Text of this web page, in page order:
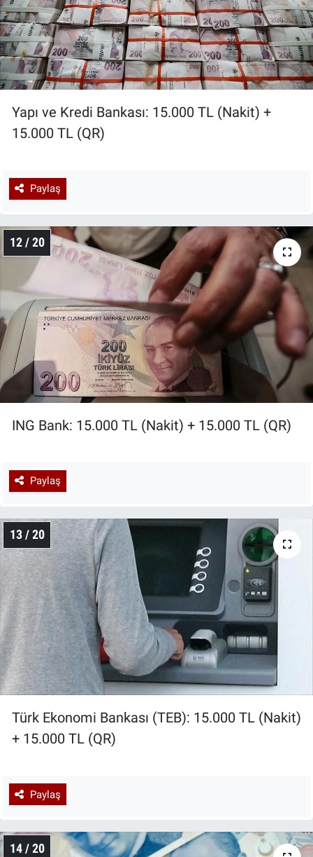
Yapı ve Kredi Bankası: 15.000 TL (Nakit) +
15.000 TL (QR)
Paylaş
12 / 20
ING Bank: 15.000 TL (Nakit) + 15.000 TL (QR)
Paylaş
13 / 20
Türk Ekonomi Bankası (TEB): 15.000 TL (Nakit)
+ 15.000 TL (QR)
Paylaş
14 / 20